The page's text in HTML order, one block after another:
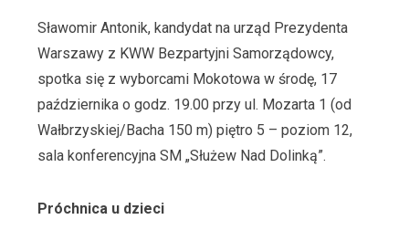
Sławomir Antonik, kandydat na urząd Prezydenta
Warszawy z KWW Bezpartyjni Samorządowcy,
spotka się z wyborcami Mokotowa w środę, 17
października o godz. 19.00 przy ul. Mozarta 1 (od
Wałbrzyskiej/Bacha 150 m) piętro 5 – poziom 12,
sala konferencyjna SM „Służew Nad Dolinką”.
Próchnica u dzieci